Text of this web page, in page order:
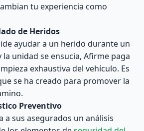
tu experiencia como
de Heridos
ayudar a un herido durante un
unidad se ensucia, Afirme paga
exhaustiva del vehículo. Es
se ha creado para promover la
Preventivo
sus asegurados un análisis